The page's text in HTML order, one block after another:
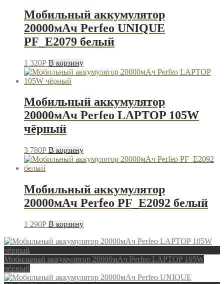
Мобильный аккумулятор
20000мАч Perfeo UNIQUE
PF_E2079 белый
1 320P В корзину
Мобильный аккумулятор
20000мАч Perfeo LAPTOP 105W
чёрный
3 780P В корзину
Мобильный аккумулятор
20000мАч Perfeo PF_E2092 белый
1 290P В корзину
Мобильный аккумулятор 20000мАч Perfeo LAPTOP 105W
чёрный